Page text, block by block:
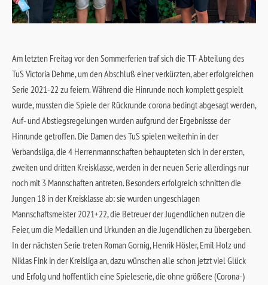
Am letzten Freitag vor den Sommerferien traf sich die TT- Abteilung des
TuS Victoria Dehme, um den Abschluß einer verkürzten, aber erfolgreichen
Serie 2021-22 zu feiern. Während die Hinrunde noch komplett gespielt
wurde, mussten die Spiele der Rückrunde corona bedingt abgesagt werden,
Auf- und Abstiegsregelungen wurden aufgrund der Ergebnissse der
Hinrunde getroffen. Die Damen des TuS spielen weiterhin in der
Verbandsliga, die 4 Herrenmannschaften behaupteten sich in der ersten,
zweiten und dritten Kreisklasse, werden in der neuen Serie allerdings nur
noch mit 3 Mannschaften antreten. Besonders erfolgreich schnitten die
Jungen 18 in der Kreisklasse ab: sie wurden ungeschlagen
Mannschaftsmeister 2021+22, die Betreuer der Jugendlichen nutzen die
Feier, um die Medaillen und Urkunden an die Jugendlichen zu übergeben.
In der nächsten Serie treten Roman Gornig, Henrik Hösler, Emil Holz und
Niklas Fink in der Kreisliga an, dazu wünschen alle schon jetzt viel Glück
und Erfolg und hoffentlich eine Spieleserie, die ohne größere (Corona-)